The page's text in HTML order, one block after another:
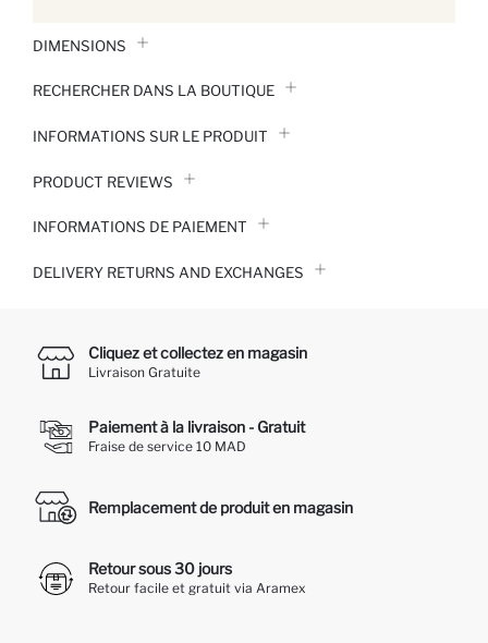
DIMENSIONS
RECHERCHER DANS LA BOUTIQUE
INFORMATIONS SUR LE PRODUIT
PRODUCT REVIEWS
INFORMATIONS DE PAIEMENT
DELIVERY RETURNS AND EXCHANGES
Cliquez et collectez en magasin
Livraison Gratuite
Paiement à la livraison - Gratuit
Fraise de service 10 MAD
Remplacement de produit en magasin
Retour sous 30 jours
Retour facile et gratuit via Aramex